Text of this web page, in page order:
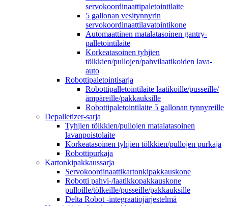
servokoordinaattipaletointilaite
5 gallonan vesitynnyrin
servokoordinaattilavatointikone
Automaattinen matalatasoinen gantry-
palletointilaite
Korkeatasoinen tyhjien
tölkkien/pullojen/pahvilaatikoiden lava-
auto
Robottipaletointisarja
Robottipalletointilaite laatikoille/pusseille/
ämpäreille/pakkauksille
Robottipaletointilaite 5 gallonan tynnyreille
Depalletizer-sarja
Tyhjien tölkkien/pullojen matalatasoinen
lavanpoistolaite
Korkeatasoinen tyhjien tölkkien/pullojen purkaja
Robottipurkaja
Kartonkipakkaussarja
Servokoordinaattikartonkipakkauskone
Robotti pahvi-/laatikkopakkauskone
pulloille/tölkeille/pusseille/pakkauksille
Delta Robot -integraatiojärjestelmä